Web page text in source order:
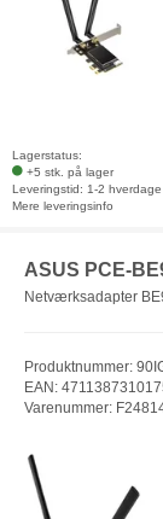
Lagerstatus:
+5 stk. på lager
Leveringstid: 1-2 hverdage
Mere leveringsinfo
ASUS PCE-
Netværksadapter
Produktnummer:
EAN:
Varenummer: